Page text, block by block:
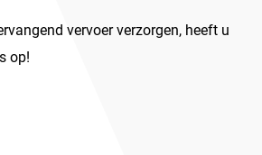
vervoer verzorgen, heeft u
op!